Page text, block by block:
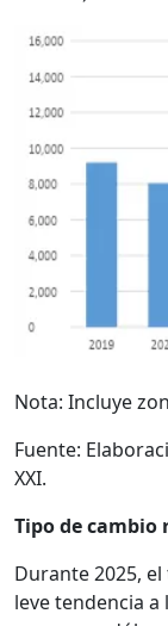
Nota: Incluye
Fuente:
XXI.
Tipo de cambio
Durante 2025,
leve tendencia a